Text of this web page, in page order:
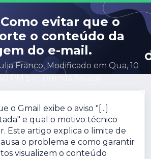
evitar que o
o conteúdo da
do e-mail.
Franco, Modificado em Qua, 10
o Gmail exibe o aviso "[...]
e qual o motivo técnico
Este artigo explica o limite de
o problema e como garantir
visualizem o conteúdo